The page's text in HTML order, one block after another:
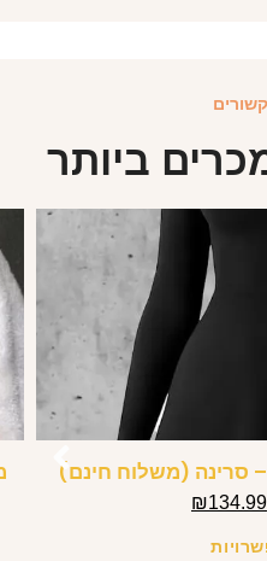
ביותר
סרינה (משלוח חינם)
₪134.99